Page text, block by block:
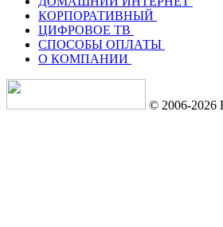
КОРПОРАТИВНЫЙ
ЦИФРОВОЕ ТВ
СПОСОБЫ ОПЛАТЫ
О КОМПАНИИ
© 2006-2026